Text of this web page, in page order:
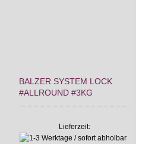
BALZER SYSTEM LOCK
#ALLROUND #3KG
Lieferzeit: